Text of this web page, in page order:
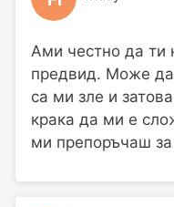
Ами честно да ти
предвид. Може да
са ми зле и
крака да ми е
ми препоръчаш за